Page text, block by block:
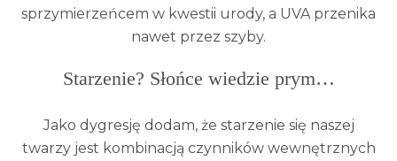
sprzymierzeńcem w kwestii urody, a UVA przenika
nawet przez szyby.
Starzenie? Słońce wiedzie prym…
Jako dygresję dodam, że starzenie się naszej
twarzy jest kombinacją czynników wewnętrznych